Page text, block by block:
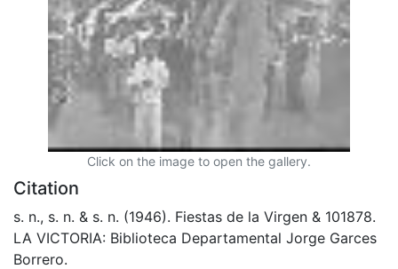
Click on the image to open the gallery.
Citation
s. n., s. n. & s. n. (1946). Fiestas de la Virgen & 101878.
LA VICTORIA: Biblioteca Departamental Jorge Garces
Borrero.